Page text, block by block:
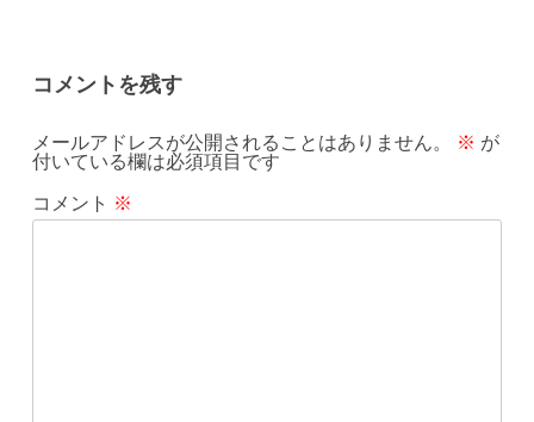
コメントを残す
メールアドレスが公開されることはありません。 ※ が
付いている欄は必須項目です
コメント ※